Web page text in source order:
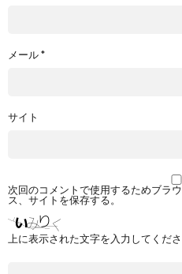
メール*
サイト
次回のコメントで使用するためブラ
ス、サイトを保存する。
上に表示された文字を入力してくださ